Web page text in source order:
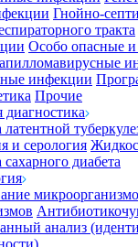
Гнойно-
тракта
Особо опасные
инфекции
Прочие
латентной
и серология
диабета
анализ